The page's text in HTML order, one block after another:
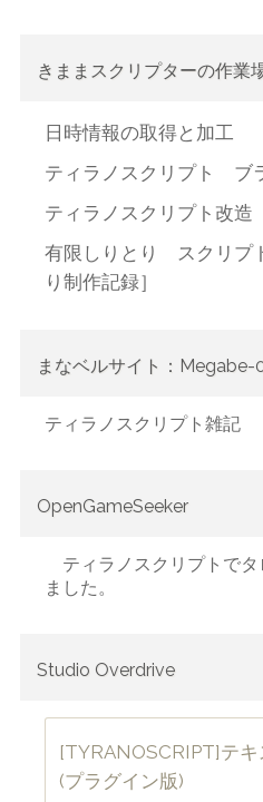
きままスクリプターの作業
日時情報の取得と加工
ティラノスクリプト ブ
ティラノスクリプト改
有限しりとり スクリプ
り制作記録］
まなベルサイト：Megabe-
ティラノスクリプト雑記
OpenGameSeeker
ティラノスクリプトでタ
ました。
Studio Overdrive
[TYRANOSCRIPT]テ
(プラグイン版)